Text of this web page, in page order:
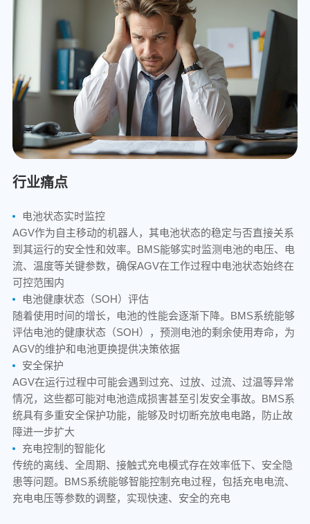
行业痛点
电池状态实时监控
AGV作为自主移动的机器人，其电池状态的稳定与否直接关系
到其运行的安全性和效率。BMS能够实时监测电池的电压、电
流、温度等关键参数，确保AGV在工作过程中电池状态始终在
可控范围内
电池健康状态（SOH）评估
随着使用时间的增长，电池的性能会逐渐下降。BMS系统能够
评估电池的健康状态（SOH），预测电池的剩余使用寿命，为
AGV的维护和电池更换提供决策依据
安全保护
AGV在运行过程中可能会遇到过充、过放、过流、过温等异常
情况，这些都可能对电池造成损害甚至引发安全事故。BMS系
统具有多重安全保护功能，能够及时切断充放电电路，防止故
障进一步扩大
充电控制的智能化
传统的离线、全周期、接触式充电模式存在效率低下、安全隐
患等问题。BMS系统能够智能控制充电过程，包括充电电流、
充电电压等参数的调整，实现快速、安全的充电